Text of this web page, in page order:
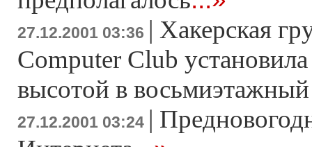
27.12.2001 03:36 | Хакерская
Computer Club
высотой в
27.12.2001 03:24 |